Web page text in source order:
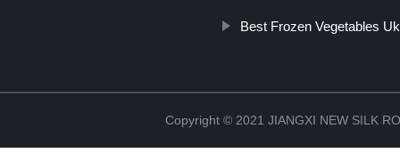
Best Frozen Vegetables Uk
Copyright © 2021 JIANGXI NEW SILK